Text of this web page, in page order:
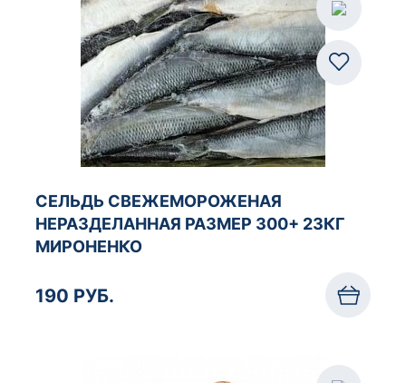
СЕЛЬДЬ СВЕЖЕМОРОЖЕНАЯ
НЕРАЗДЕЛАННАЯ РАЗМЕР 300+ 23КГ
МИРОНЕНКО
190 РУБ.